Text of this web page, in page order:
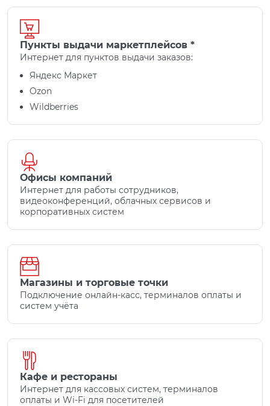
Пункты выдачи маркетплейсов *
Интернет для пунктов выдачи заказов:
Яндекс Маркет
Ozon
Wildberries
Офисы компаний
Интернет для работы сотрудников,
видеоконференций, облачных сервисов и
корпоративных систем
Магазины и торговые точки
Подключение онлайн-касс, терминалов оплаты и
систем учёта
Кафе и рестораны
Интернет для кассовых систем, терминалов
оплаты и Wi-Fi для посетителей